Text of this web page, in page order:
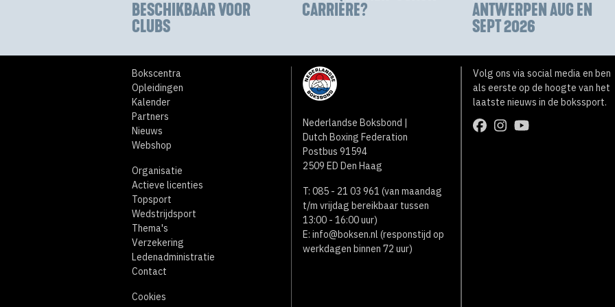
BESCHIKBAAR VOOR
CLUBS
CARRIÈRE?
ANTWERPEN AUG EN
SEPT 2026
Bokscentra
Opleidingen
Kalender
Partners
Nieuws
Webshop
Organisatie
Actieve licenties
Topsport
Wedstrijdsport
Thema's
Verzekering
Ledenadministratie
Contact
Cookies
Nederlandse Boksbond |
Dutch Boxing Federation
Postbus 91594
2509 ED Den Haag
T: 085 - 21 03 961 (van maandag
t/m vrijdag bereikbaar tussen
13:00 - 16:00 uur)
E: info@boksen.nl (responstijd op
werkdagen binnen 72 uur)
Volg ons via social media en ben
als eerste op de hoogte van het
laatste nieuws in de bokssport.